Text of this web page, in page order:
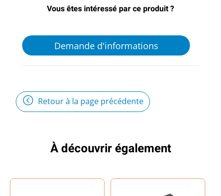
Vous êtes intéressé par ce produit ?
Demande d'informations
Retour à la page précédente
À découvrir également